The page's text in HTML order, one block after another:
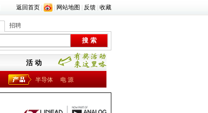
返回首页 网站地图 反馈 收藏
招聘
活 动
半导体 电 源